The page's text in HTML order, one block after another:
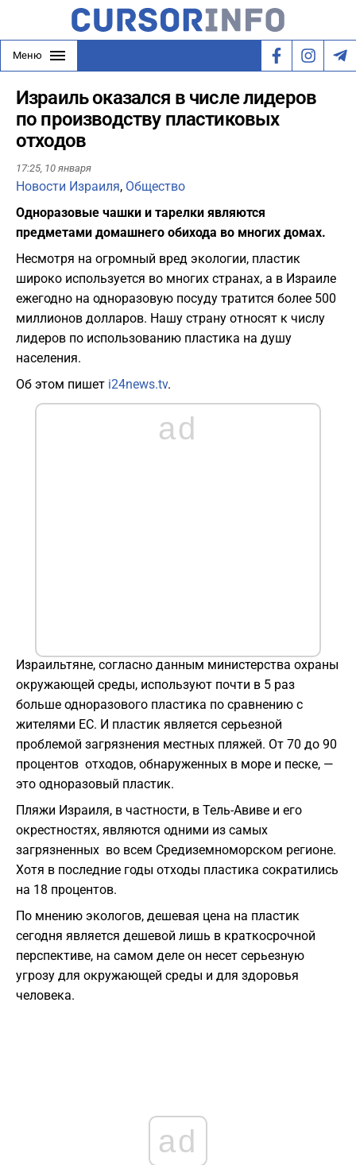
Меню
Израиль оказался в числе лидеров
по производству пластиковых
отходов
17:25, 10 января
Новости Израиля, Общество
Одноразовые чашки и тарелки являются
предметами домашнего обихода во многих домах.
Несмотря на огромный вред экологии, пластик
широко используется во многих странах, а в Израиле
ежегодно на одноразовую посуду тратится более 500
миллионов долларов. Нашу страну относят к числу
лидеров по использованию пластика на душу
населения.
Об этом пишет i24news.tv.
ad
Израильтяне, согласно данным министерства охраны
окружающей среды, используют почти в 5 раз
больше одноразового пластика по сравнению с
жителями ЕС. И пластик является серьезной
проблемой загрязнения местных пляжей. От 70 до 90
процентов отходов, обнаруженных в море и песке, —
это одноразовый пластик.
Пляжи Израиля, в частности, в Тель-Авиве и его
окрестностях, являются одними из самых
загрязненных во всем Средиземноморском регионе.
Хотя в последние годы отходы пластика сократились
на 18 процентов.
По мнению экологов, дешевая цена на пластик
сегодня является дешевой лишь в краткосрочной
перспективе, на самом деле он несет серьезную
угрозу для окружающей среды и для здоровья
человека.
ad